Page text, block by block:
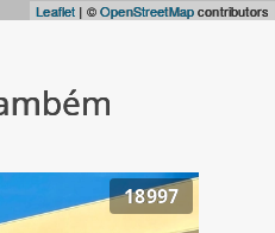
Leaflet | ©OpenStreetMapcontributors
18997